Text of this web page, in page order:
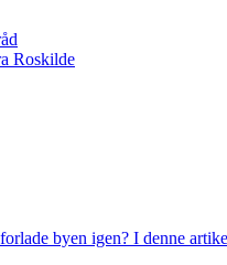
Roskilde
byen igen? I denne